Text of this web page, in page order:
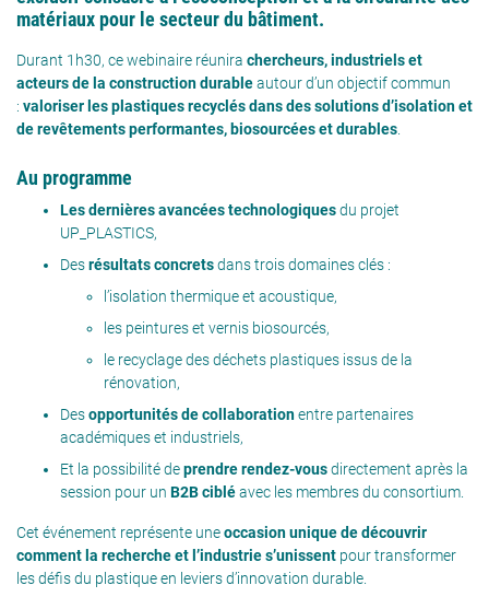
matériaux pour le secteur du bâtiment.
Durant 1h30, ce webinaire réunira chercheurs, industriels et
acteurs de la construction durableautour d’un objectif commun
: valoriser les plastiques recyclés dans des solutions d’isolation et
de revêtements performantes, biosourcées et durables
Au programme
Les dernières avancées technologiquesdu projet
UP_PLASTICS,
Desrésultats concretsdans trois domaines clés :
l’isolation thermique et acoustique,
les peintures et vernis biosourcés,
le recyclage des déchets plastiques issus de la
rénovation,
Desopportunités de collaborationentre partenaires
académiques et industriels,
Et la possibilité deprendre rendez-vousdirectement après la
session pour un B2B cibléavec les membres du consortium.
Cet événement représente uneoccasion unique de découvrir
comment la recherche et l’industrie s’unissent pour transformer
les défis du plastique en leviers d’innovation durable.